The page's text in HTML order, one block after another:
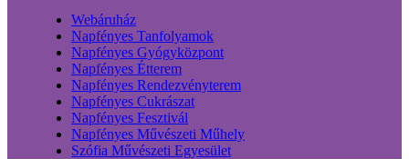
Webáruház
Napfényes Tanfolyamok
Napfényes Gyógyközpont
Napfényes Étterem
Napfényes Rendezvényterem
Napfényes Cukrászat
Napfényes Fesztivál
Napfényes Művészeti Műhely
Szófia Művészeti Egyesület